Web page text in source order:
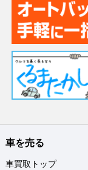
車を売る
車買取トップ